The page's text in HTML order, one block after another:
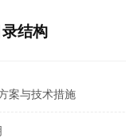
录结构
案与技术措施